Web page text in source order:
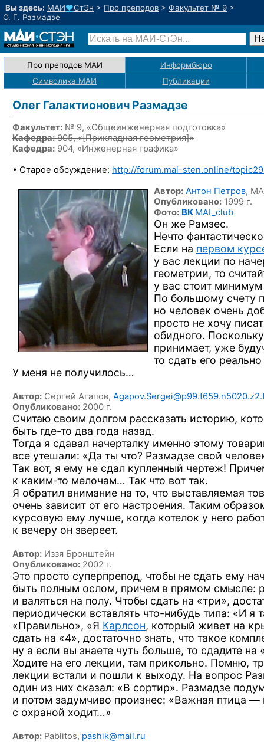
Вы здесь: МАИ♥СтЭн > Про преподов > Факультет № 9 >
О. Г. Размадзе
Про преподов МАИ
Информбюро
Символика МАИ
Публикации
Олег Галактионович Размадзе
Факультет: № 9, «Общеинженерная подготовка»
Кафедра:905, «[Прикладная геометрия]»
Кафедра: 904, «Инженерная графика»
• Старое обсуждение: http://forum.mai-sten.online/
Автор: Антон Петров,
Опубликовано: 1999 г.
Фото: ВК MAI_club
Он же Рамзес.
Нечто
Если на первом
у вас лекции по
геометрии, то
у вас стоит
По большому счету
но человек очень
просто не хочу
обидного.
принимает, уже
то сдать его
У меня не получилось…
Автор: Сергей Агапов,
Опубликовано: 2000 г.
Считаю своим долгом рассказать историю,
быть где-то два года назад.
Тогда я сдавал начерталку именно этому
все утешали: «Да ты что? Размадзе свой
Так вот, я ему не сдал купленный чертеж!
к каким-то мелочам… Так что вот так.
Я обратил внимание на то, что выставляемая
очень зависит от его настроения. Таким
курсовую ему лучше, когда котелок у него
к вечеру он звереет.
Автор: Иззя Бронштейн
Опубликовано: 2002 г.
Это просто суперпрепод, чтобы не сдать ему
быть полным ослом, причем в прямом смысле:
и валяться на полу. Чтобы сдать на «три»,
периодически вставлять что-нибудь типа: «И я
«Правильно», «Я Карлсон, который живет на
сдать на «4», достаточно знать, что такое
ну а если вы знаете чуть больше, то сдадите на
Ходите на его лекции, там прикольно. Помню,
лекции встали и пошли к выходу. На вопрос
один из них сказал: «В сортир». Размадзе
и потом задумчиво произнес: «Важная птица —
с охраной ходит…»
Автор: Pablitos, pashik@mail.ru